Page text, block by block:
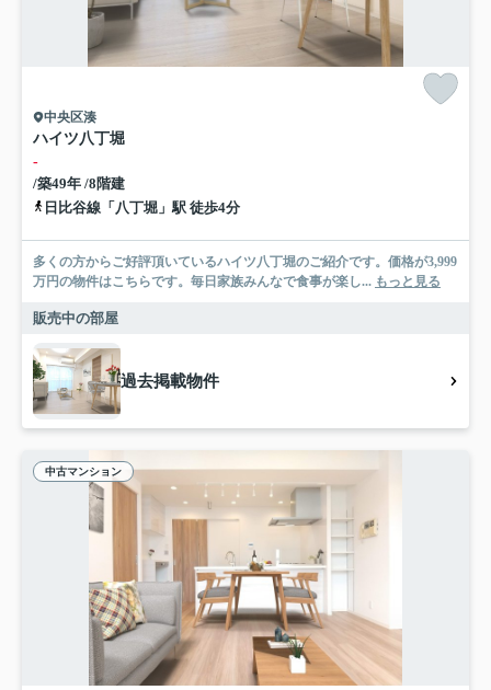
中央区湊
ハイツ八丁堀
-
/築49年 /8階建
日比谷線「八丁堀」駅 徒歩4分
多くの方からご好評頂いているハイツ八丁堀のご紹介です。価格が3,999
万円の物件はこちらです。毎日家族みんなで食事が楽し... もっと見る
販売中の部屋
過去掲載物件
中古マンション